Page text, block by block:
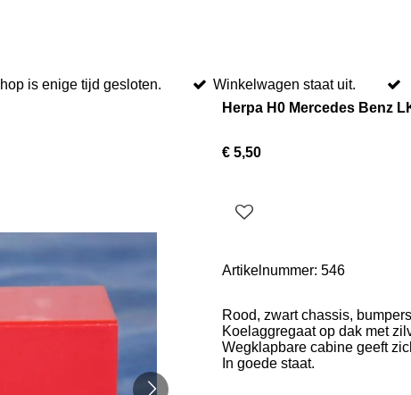
is enige tijd gesloten.
Winkelwagen staat uit.
Herpa H0 Mercedes Benz
€ 5,50
Artikelnummer: 546
Rood, zwart chassis,
Koelaggregaat op dak met
Wegklapbare cabine geeft
In goede staat.